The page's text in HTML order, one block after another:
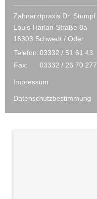
Zahnarztpraxis Dr. Stumpf
Louis-Harlan-Straße 8a
16303 Schwedt / Oder
Telefon:03332 / 51 61 43
Fax:
03332 / 26 70 277
Impressum
Datenschutzbestimmung